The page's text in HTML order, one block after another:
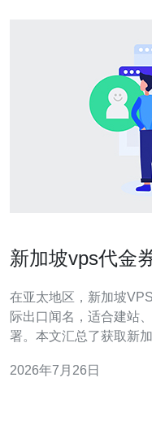
新加坡vps代金
在亚太地区，新加坡
际出口闻名，适合建站
署。本文汇总了获取新
的托管服务。 官方促销页面是获取代金券和限时折扣的首
2026年7月26日